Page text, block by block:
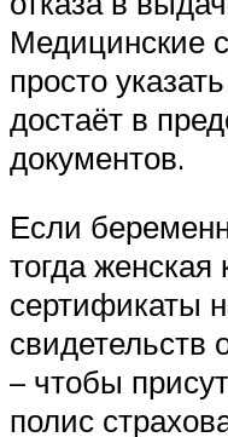
Медицинские
просто
достаёт в
документов.
Если
тогда женская
сертификаты
свидетельств
– чтобы
полис